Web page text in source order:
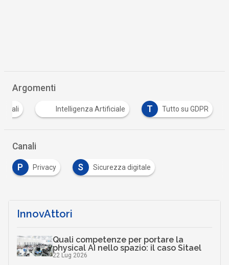
Argomenti
Intelligenza Artificiale T Tutto su GDPR
Canali
P Privacy S Sicurezza digitale
InnovAttori
Quali competenze per portare la
physical AI nello spazio: il caso Sitael
22 Lug 2026